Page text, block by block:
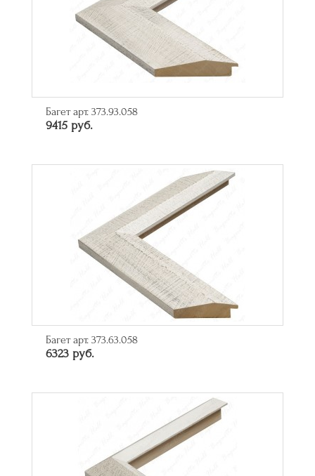
Багет арт. 373.93.058
9415 руб.
Багет арт. 373.63.058
6323 руб.